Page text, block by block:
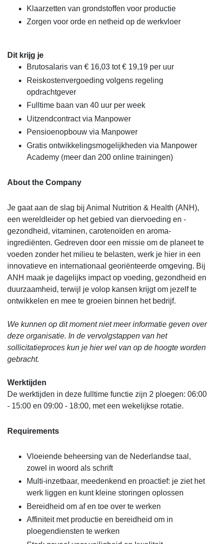
Klaarzetten van grondstoffen voor productie
Zorgen voor orde en netheid op de werkvloer
Dit krijg je
Brutosalaris van € 16,03 tot € 19,19 per uur
Reiskostenvergoeding volgens regeling
opdrachtgever
Fulltime baan van 40 uur per week
Uitzendcontract via Manpower
Pensioenopbouw via Manpower
Gratis ontwikkelingsmogelijkheden via Manpower
Academy (meer dan 200 online trainingen)
About the Company
Je gaat aan de slag bij Animal Nutrition & Health (ANH),
een wereldleider op het gebied van diervoeding en -
gezondheid, vitaminen, carotenoïden en aroma-
ingrediënten. Gedreven door een missie om de planeet te
voeden zonder het milieu te belasten, werk je hier in een
innovatieve en internationaal georiënteerde omgeving. Bij
ANH maak je dagelijks impact op voeding, gezondheid en
duurzaamheid, terwijl je volop kansen krijgt om jezelf te
ontwikkelen en mee te groeien binnen het bedrijf.
We kunnen op dit moment niet meer informatie geven over
deze organisatie. In de vervolgstappen van het
sollicitatieproces kun je hier wel van op de hoogte worden
gebracht.
Werktijden
De werktijden in deze fulltime functie zijn 2 ploegen: 06:00
- 15:00 en 09:00 - 18:00, met een wekelijkse rotatie.
Requirements
Vloeiende beheersing van de Nederlandse taal,
zowel in woord als schrift
Multi-inzetbaar, meedenkend en proactief: je ziet het
werk liggen en kunt kleine storingen oplossen
Bereidheid om af en toe over te werken
Affiniteit met productie en bereidheid om in
ploegendiensten te werken